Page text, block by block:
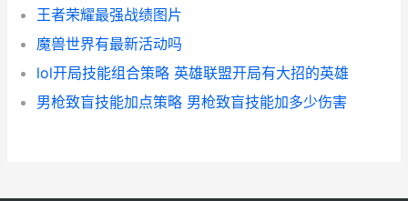
王者荣耀最强战绩图片
魔兽世界有最新活动吗
lol开局技能组合策略 英雄联盟开局有大招的英雄
男枪致盲技能加点策略 男枪致盲技能加多少伤害